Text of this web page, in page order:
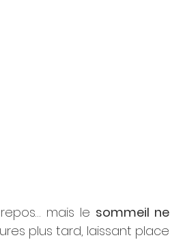
mais le sommeil ne
plus tard, laissant place